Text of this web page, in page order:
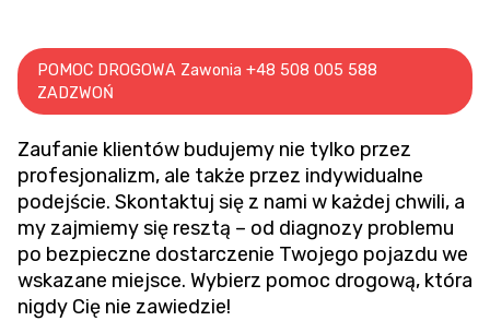
POMOC DROGOWA Zawonia +48 508 005 588
ZADZWOŃ
Zaufanie klientów budujemy nie tylko przez
profesjonalizm, ale także przez indywidualne
podejście. Skontaktuj się z nami w każdej chwili, a
my zajmiemy się resztą – od diagnozy problemu
po bezpieczne dostarczenie Twojego pojazdu we
wskazane miejsce. Wybierz pomoc drogową, która
nigdy Cię nie zawiedzie!